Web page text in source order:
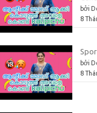
bởi
8
bởi
8